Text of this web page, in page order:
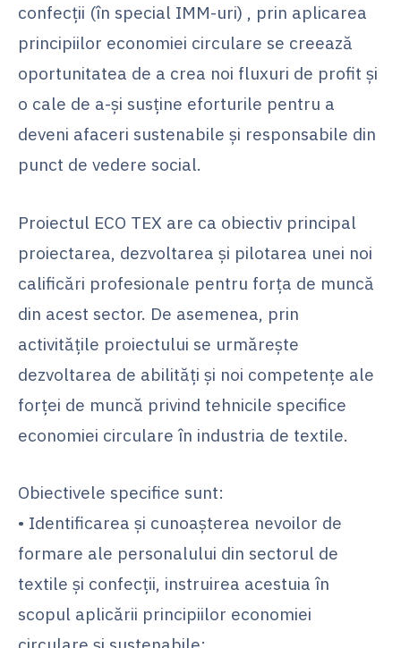
confecții (în special IMM-uri) , prin aplicarea
principiilor economiei circulare se creează
oportunitatea de a crea noi fluxuri de profit și
o cale de a-și susține eforturile pentru a
deveni afaceri sustenabile și responsabile din
punct de vedere social.
Proiectul ECO TEX are ca obiectiv principal
proiectarea, dezvoltarea și pilotarea unei noi
calificări profesionale pentru forța de muncă
din acest sector. De asemenea, prin
activitățile proiectului se urmărește
dezvoltarea de abilități și noi competențe ale
forței de muncă privind tehnicile specifice
economiei circulare în industria de textile.
Obiectivele specifice sunt:
• Identificarea și cunoașterea nevoilor de
formare ale personalului din sectorul de
textile și confecții, instruirea acestuia în
scopul aplicării principiilor economiei